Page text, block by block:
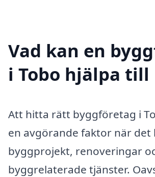
Vad kan en
i Tobo hjälpa till
Att hitta rätt byggföretag i
en avgörande faktor när det
byggprojekt, renoveringar
byggrelaterade tjänster.